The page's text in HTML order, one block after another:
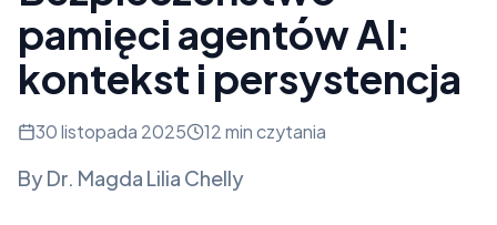
pamięci agentów AI:
kontekst i persystencja
30 listopada 2025 12 min czytania
ByDr. Magda Lilia Chelly